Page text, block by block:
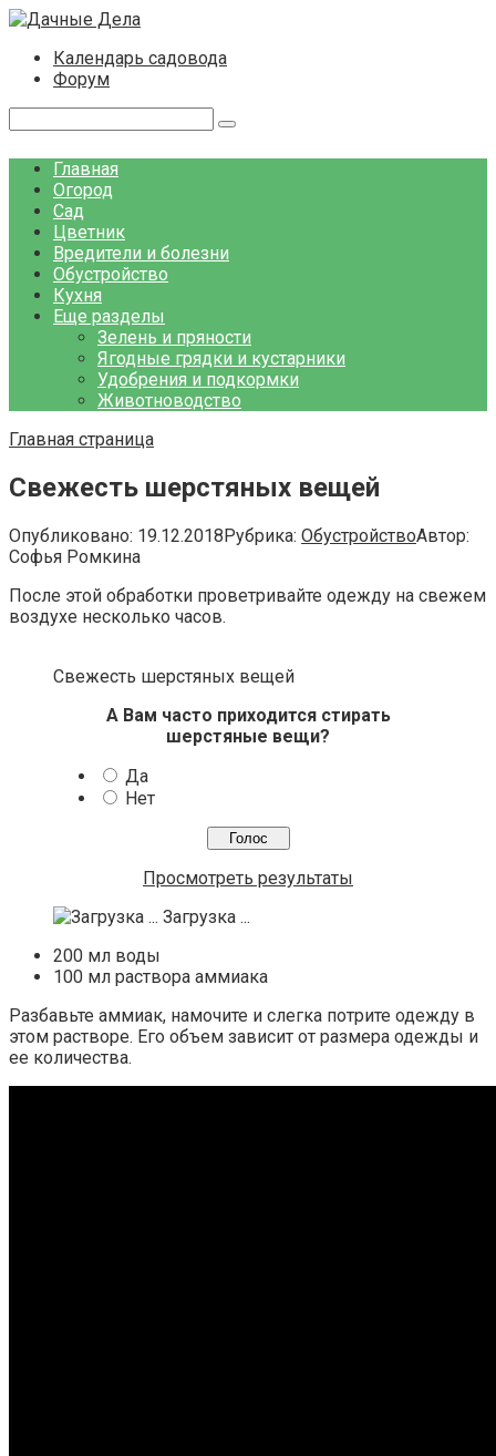
Перейти
контентуКалендарь садовода
Форум
Главная
Огород
Сад
Цветник
Вредители и болезни
Обустройство
Кухня
Еще разделы
Зелень и пряности
Ягодные грядки и кустарники
Удобрения и подкормки
Животноводство
Главная страница
Свежесть шерстяных вещей
Опубликовано: 19.12.2018Рубрика: ОбустройствоАвтор:
Софья Ромкина
После этой обработки проветривайте одежду на свежем
воздухе несколько часов.
Свежесть шерстяных вещей
А Вам часто приходится стирать
шерстяные вещи?
Да
Нет
Просмотреть результаты
Загрузка ...
200 мл воды
100 мл раствора аммиака
Разбавьте аммиак, намочите и слегка потрите одежду в
этом растворе. Его объем зависит от размера одежды и
ее количества.